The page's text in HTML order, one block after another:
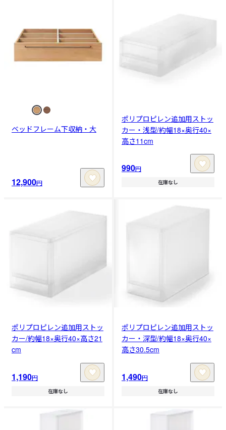
ベッドフレーム下収納・大
12,900円
ポリプロピレン追加用ストッ
カー・浅型/約幅18×奥行40×
高さ11cm
990円
在庫なし
ポリプロピレン追加用ストッ
カー/約幅18×奥行40×高さ21
cm
1,190円
在庫なし
ポリプロピレン追加用ストッ
カー・深型/約幅18×奥行40×
高さ30.5cm
1,490円
在庫なし